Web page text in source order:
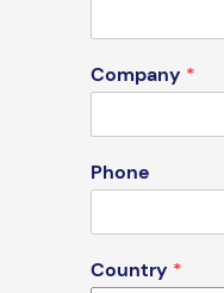
Company *
Phone
Country *